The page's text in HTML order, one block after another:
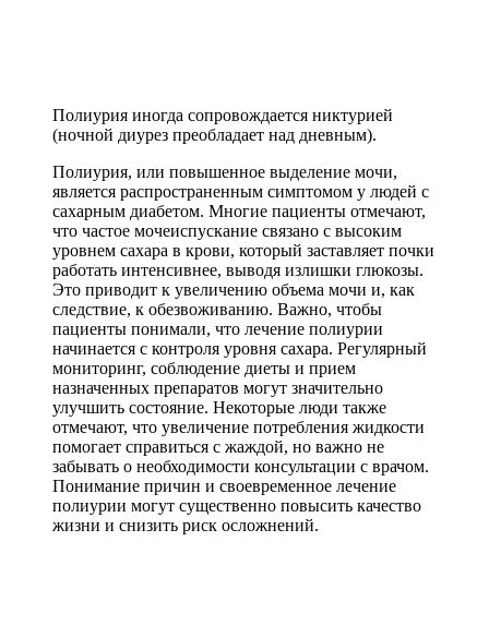
Полиурия иногда сопровождается никтурией
(ночной диурез преобладает над дневным).
Полиурия, или повышенное выделение мочи,
является распространенным симптомом у людей с
сахарным диабетом. Многие пациенты отмечают,
что частое мочеиспускание связано с высоким
уровнем сахара в крови, который заставляет почки
работать интенсивнее, выводя излишки глюкозы.
Это приводит к увеличению объема мочи и, как
следствие, к обезвоживанию. Важно, чтобы
пациенты понимали, что лечение полиурии
начинается с контроля уровня сахара. Регулярный
мониторинг, соблюдение диеты и прием
назначенных препаратов могут значительно
улучшить состояние. Некоторые люди также
отмечают, что увеличение потребления жидкости
помогает справиться с жаждой, но важно не
забывать о необходимости консультации с врачом.
Понимание причин и своевременное лечение
полиурии могут существенно повысить качество
жизни и снизить риск осложнений.